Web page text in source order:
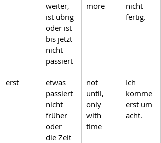
weiter,
ist übrig
oder ist
bis jetzt
nicht
passiert
more
nicht
fertig.
erst
etwas
passiert
nicht
früher
oder
die Zeit
not
until,
only
with
time
Ich
komme
erst um
acht.